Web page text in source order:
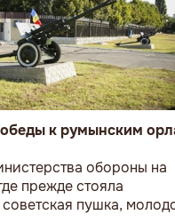
к румынским
обороны на
прежде стояла
пушка,